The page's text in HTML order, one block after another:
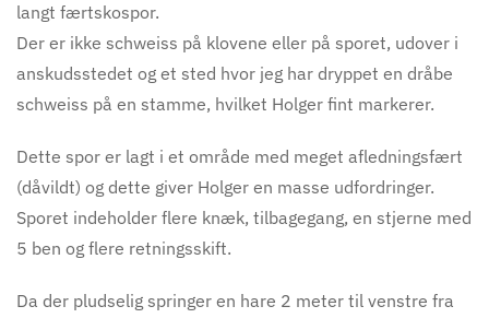
langt færtskospor.
Der er ikke schweiss på klovene eller på sporet, udover i
anskudsstedet og et sted hvor jeg har dryppet en dråbe
schweiss på en stamme, hvilket Holger fint markerer.
Dette spor er lagt i et område med meget afledningsfært
(dåvildt) og dette giver Holger en masse udfordringer.
Sporet indeholder flere knæk, tilbagegang, en stjerne med
5 ben og flere retningsskift.
Da der pludselig springer en hare 2 meter til venstre fra